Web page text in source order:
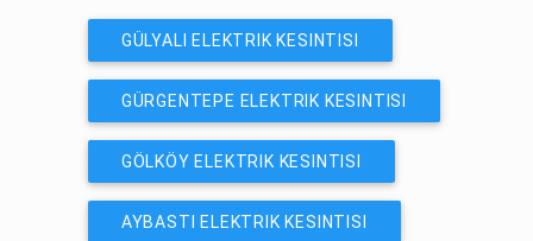
GÜLYALI ELEKTRIK KESINTISI
GÜRGENTEPE ELEKTRIK KESINTISI
GÖLKÖY ELEKTRIK KESINTISI
AYBASTI ELEKTRIK KESINTISI